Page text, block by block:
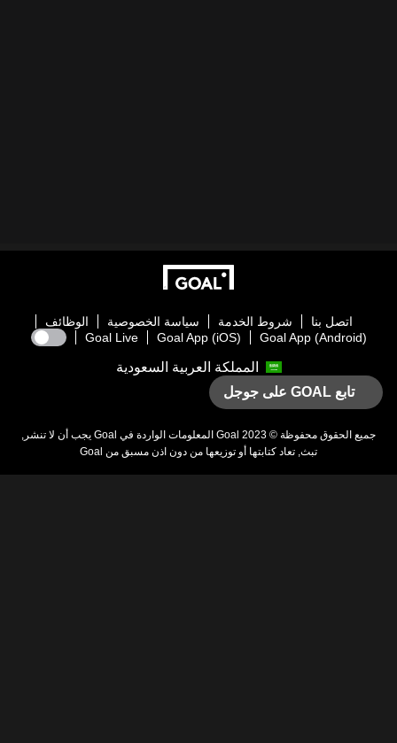
اتصل بنا شروط الخدمة سياسة الخصوصية
الوظائف
Goal App (Android)
Goal App (iOS)
Goal Live
المملكة العربية السعودية
الحقوق محفوظة © 2023 Goalالمعلومات الواردة فيGoal يجب أن لا تنشر,
تبث, تعاد كتابتها أو توزيعها من دون اذن مسبق منGoal